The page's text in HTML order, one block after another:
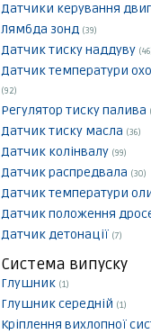
Датчики керування
Лямбда зонд (39)
Датчик тиску наддуву
Датчик температури
(92)
Регулятор тиску палива
Датчик тиску масла (36)
Датчик колінвалу (99)
Датчик распредвала (30)
Датчик температури
Датчик положення
Датчик детонації (7)
Система випуску
Глушник (1)
Глушник середній (1)
Кріплення вихлопної